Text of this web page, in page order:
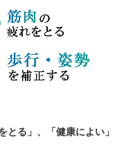
る」、「健康によい」